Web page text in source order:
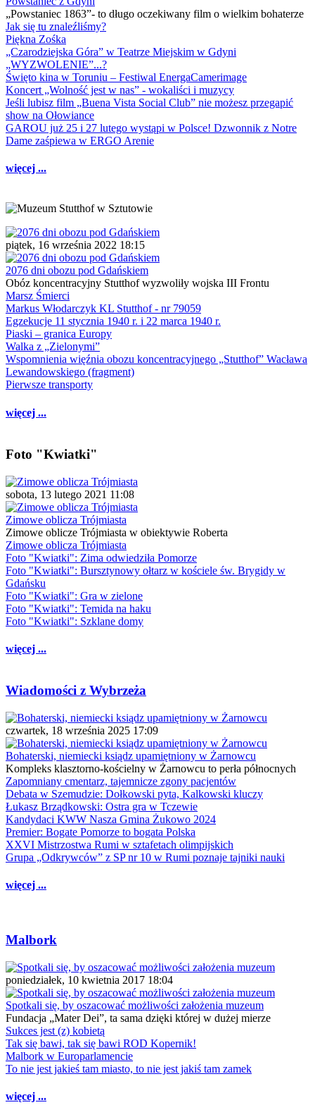
„Powstaniec 1863”- to długo oczekiwany film o wielkim bohaterze
Jak się tu znaleźliśmy?
Piękna Zośka
„Czarodziejska Góra” w Teatrze Miejskim w Gdyni
„WYZWOLENIE”...?
Święto kina w Toruniu – Festiwal EnergaCamerimage
Koncert „Wolność jest w nas” - wokaliści i muzycy
Jeśli lubisz film „Buena Vista Social Club” nie możesz przegapić
show na Ołowiance
GAROU już 25 i 27 lutego wystąpi w Polsce! Dzwonnik z Notre
Dame zaśpiewa w ERGO Arenie
więcej ...
piątek, 16 września 2022 18:15
2076 dni obozu pod Gdańskiem
Obóz koncentracyjny Stutthof wyzwoliły wojska III Frontu
Marsz Śmierci
Markus Włodarczyk KL Stutthof - nr 79059
Egzekucje 11 stycznia 1940 r. i 22 marca 1940 r.
Piaski – granica Europy
Walka z „Zielonymi”
Wspomnienia więźnia obozu koncentracyjnego „Stutthof” Wacława
Lewandowskiego (fragment)
Pierwsze transporty
więcej ...
Foto "Kwiatki"
sobota, 13 lutego 2021 11:08
Zimowe oblicza Trójmiasta
Zimowe oblicze Trójmiasta w obiektywie Roberta
Zimowe oblicza Trójmiasta
Foto "Kwiatki": Zima odwiedziła Pomorze
Foto "Kwiatki": Bursztynowy ołtarz w kościele św. Brygidy w
Gdańsku
Foto "Kwiatki": Gra w zielone
Foto "Kwiatki": Temida na haku
Foto "Kwiatki": Szklane domy
więcej ...
Wiadomości z Wybrzeża
czwartek, 18 września 2025 17:09
Bohaterski, niemiecki ksiądz upamiętniony w Żarnowcu
Kompleks klasztorno-kościelny w Żarnowcu to perła północnych
Zapomniany cmentarz, tajemnicze zgony pacjentów
Debata w Szemudzie: Dołkowski pyta, Kalkowski kluczy
Łukasz Brządkowski: Ostra gra w Tczewie
Kandydaci KWW Nasza Gmina Żukowo 2024
Premier: Bogate Pomorze to bogata Polska
XXVI Mistrzostwa Rumi w sztafetach olimpijskich
Grupa „Odkrywców” z SP nr 10 w Rumi poznaje tajniki nauki
więcej ...
Malbork
poniedziałek, 10 kwietnia 2017 18:04
Spotkali się, by oszacować możliwości założenia muzeum
Fundacja „Mater Dei”, ta sama dzięki której w dużej mierze
Sukces jest (z) kobietą
Tak się bawi, tak się bawi ROD Kopernik!
Malbork w Europarlamencie
To nie jest jakieś tam miasto, to nie jest jakiś tam zamek
więcej ...